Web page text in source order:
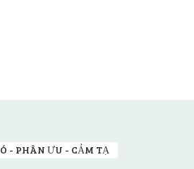
- PHÂN ƯU - CẢM TẠ